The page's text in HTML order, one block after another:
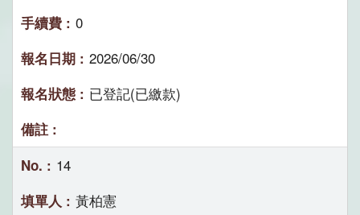
0
2026/06/30
已登記(已繳款)
14
黃柏憲